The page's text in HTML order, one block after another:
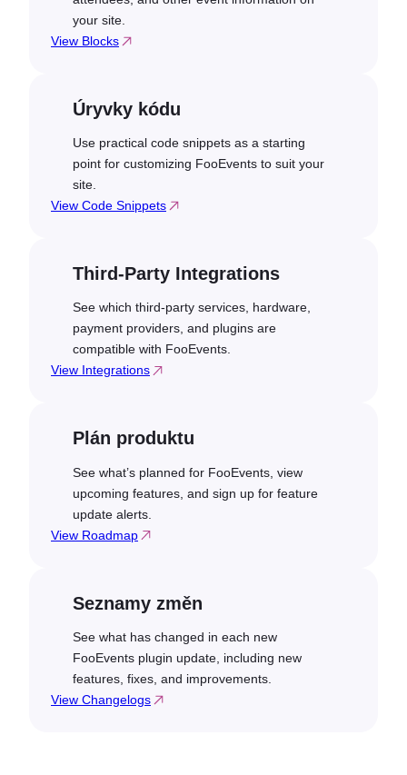
your site.
View Blocks
Úryvky kódu
Use practical code snippets as a starting
point for customizing FooEvents to suit your
site.
View Code Snippets
Third-Party Integrations
See which third-party services, hardware,
payment providers, and plugins are
compatible with FooEvents.
View Integrations
Plán produktu
See what’s planned for FooEvents, view
upcoming features, and sign up for feature
update alerts.
View Roadmap
Seznamy změn
See what has changed in each new
FooEvents plugin update, including new
features, fixes, and improvements.
View Changelogs